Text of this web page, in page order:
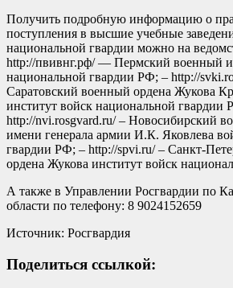
Получить подробную информацию о
поступления в высшие учебные
национальной гвардии можно на
http://пвивнг.рф/ — Пермский военный
национальной гвардии РФ; – http://
Саратовский военный ордена Жукова
институт войск национальной гвардии
http://nvi.rosgvard.ru/ – Новосибирский
имени генерала армии И.К. Яковлева
гвардии РФ; – http://spvi.ru/ – Санкт-
ордена Жукова институт войск
А также в Управлении Росгвардии по
области по телефону: 8 9024152659
Источник: Росгвардия
Поделиться ссылкой: